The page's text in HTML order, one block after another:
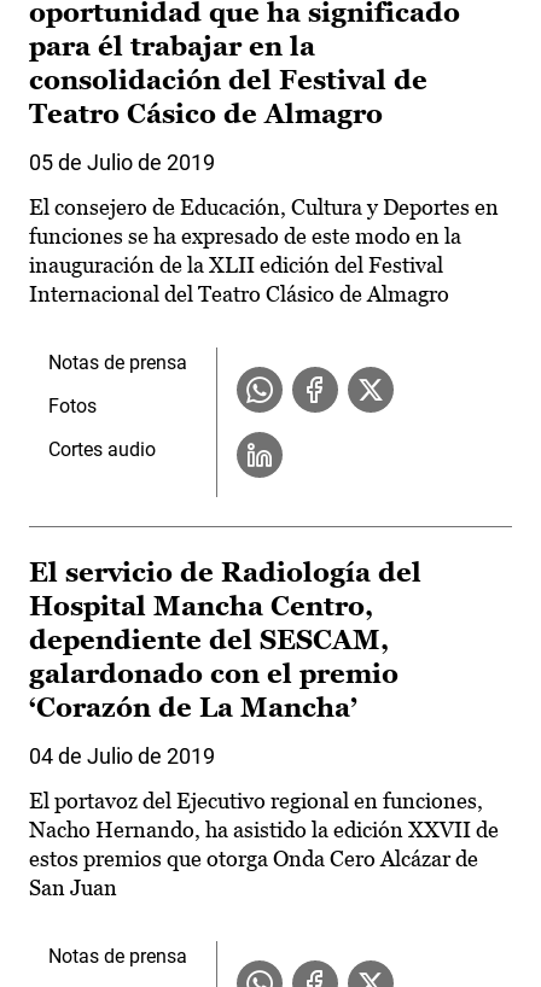
oportunidad que ha significado
para él trabajar en la
consolidación del Festival de
Teatro Cásico de Almagro
05 de Julio de 2019
El consejero de Educación, Cultura y Deportes en
funciones se ha expresado de este modo en la
inauguración de la XLII edición del Festival
Internacional del Teatro Clásico de Almagro
Notas de prensa
Fotos
Cortes audio
El servicio de Radiología del
Hospital Mancha Centro,
dependiente del SESCAM,
galardonado con el premio
‘Corazón de La Mancha’
04 de Julio de 2019
El portavoz del Ejecutivo regional en funciones,
Nacho Hernando, ha asistido la edición XXVII de
estos premios que otorga Onda Cero Alcázar de
San Juan
Notas de prensa